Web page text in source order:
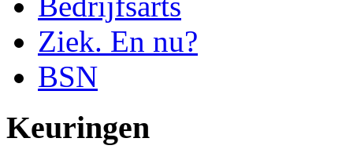
Ziek. En nu?
BSN
Keuringen